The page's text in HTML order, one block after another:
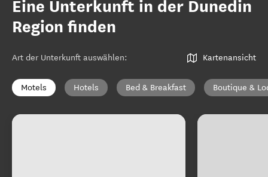
Eine Unterkunft in der Dunedin
Region finden
Art der Unterkunft auswählen: Kartenansicht
Motels Hotels Bed & Breakfast Boutique &